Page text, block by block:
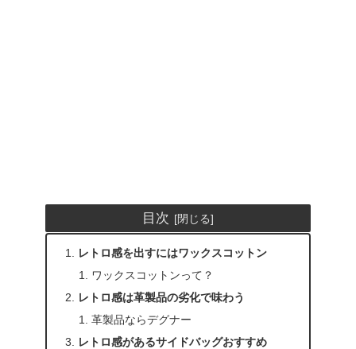
目次
レトロ感を出すにはワックスコットン
ワックスコットンって？
レトロ感は革製品の劣化で味わう
革製品ならデグナー
レトロ感があるサイドバッグおすすめ